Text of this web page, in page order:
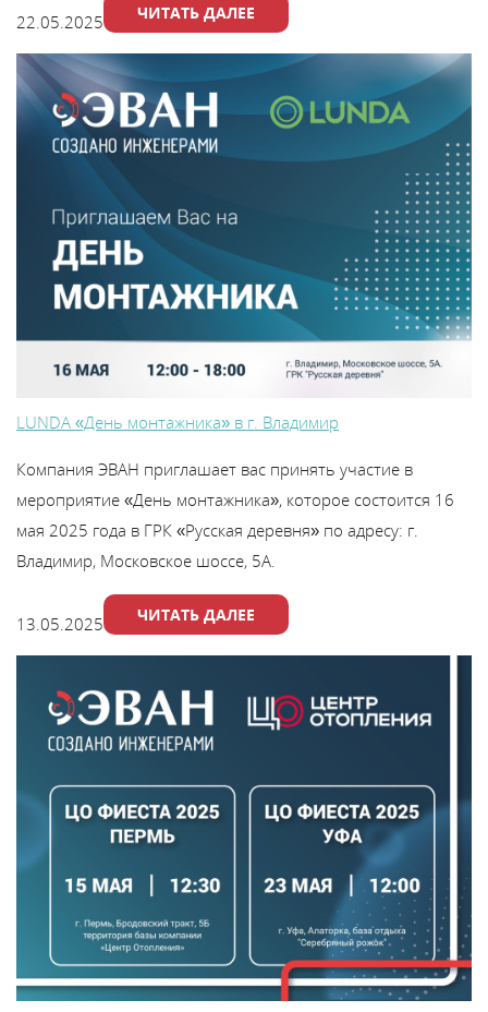
22.05.2025 ЧИТАТЬ ДАЛЕЕ
LUNDA «День монтажника» в г. Владимир
Компания ЭВАН приглашает вас принять участие в
мероприятие «День монтажника», которое состоится 16
мая 2025 года в ГРК «Русская деревня» по адресу: г.
Владимир, Московское шоссе, 5А.
13.05.2025 ЧИТАТЬ ДАЛЕЕ